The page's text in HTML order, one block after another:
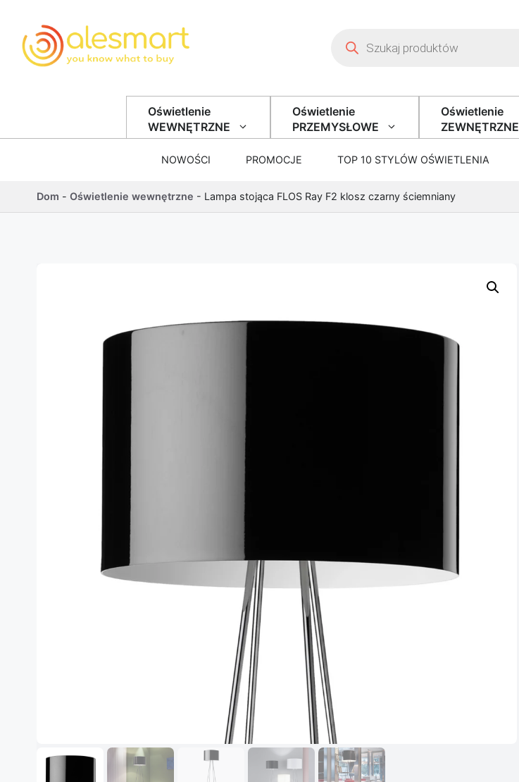
Oświetlenie
WEWNĘTRZNE
Oświetlenie
PRZEMYSŁOWE
Oświetlenie
ZEWNĘTRZNE
NOWOŚCI PROMOCJE TOP 10 STYLÓW OŚWIETLENIA
Dom - Oświetlenie wewnętrzne - Lampa stojąca FLOS Ray F2 klosz czarny ściemniany